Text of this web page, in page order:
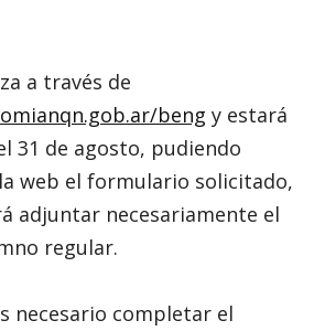
a través de
beng y estará
31 de agosto, pudiendo
web el formulario solicitado,
adjuntar necesariamente el
regular.
necesario completar el